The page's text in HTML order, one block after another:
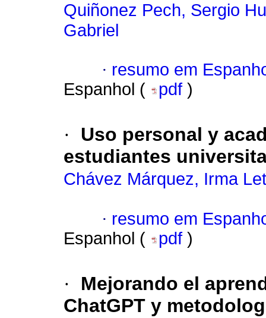
Quiñonez Pech, Sergio
Gabriel
· resumo em
Espanhol (
pdf )
·
Uso personal y
estudiantes
Chávez Márquez, Irma
· resumo em
Espanhol (
pdf )
·
Mejorando el
ChatGPT y